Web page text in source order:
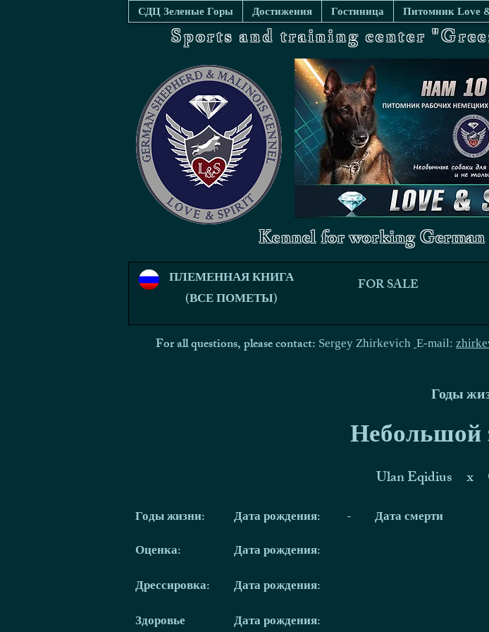
СДЦ Зеленые Горы Достижения Гостиница Питомник Love
Sports and training center
Kennel for working
ПЛЕМЕННАЯ КНИГА
(ВСЕ ПОМЕТЫ)
FOR SALE
For all questions, please contact: Sergey Zhirkevich E-mail:
Годы
Небольшой
Ulan Eqidius x
Годы жизни:
Оценка:
Дрессировка:
Здоровье
Дата рождения: -
Дата смерти
Дата рождения:
Дата рождения:
Дата рождения: